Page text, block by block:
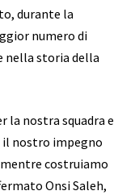
durante la
numero di
nella storia della
la nostra squadra e
nostro impegno
costruiamo
Onsi Saleh,